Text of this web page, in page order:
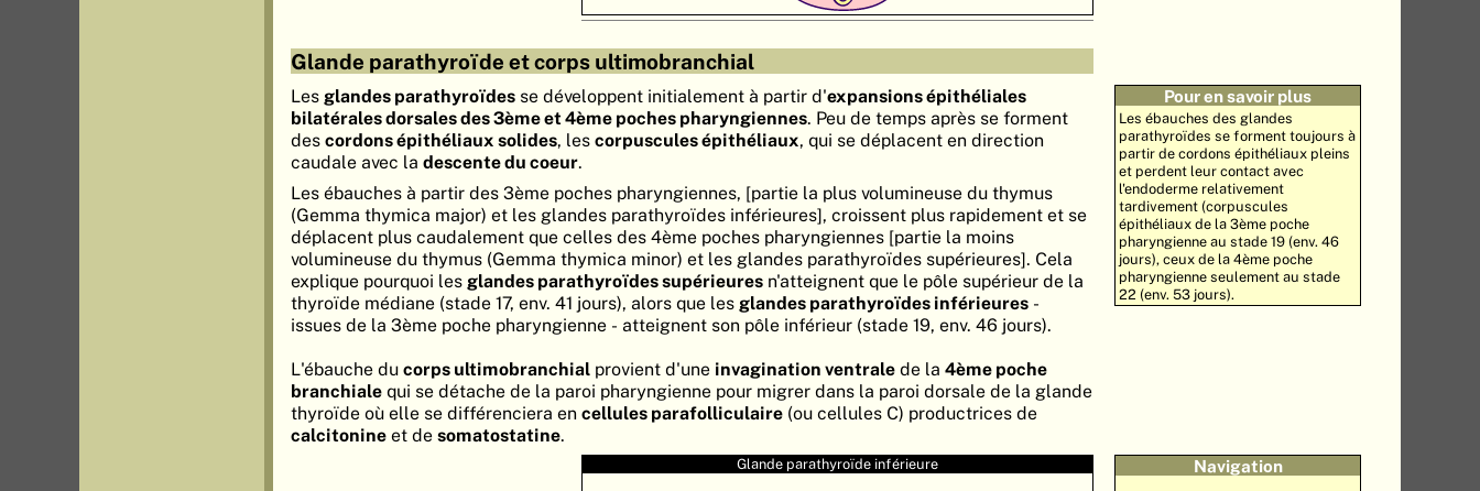
Glande parathyroïde et corps ultimobranchial
Les glandes parathyroïdes se développent initialement à partir d'expansions épithéliales
bilatérales dorsales des 3ème et 4ème poches pharyngiennes. Peu de temps après se forment
des cordons épithéliaux solides, les corpuscules épithéliaux, qui se déplacent en direction
caudale avec la descente du coeur.
Les ébauches à partir des 3ème poches pharyngiennes, [partie la plus volumineuse du thymus
(Gemma thymica major) et les glandes parathyroïdes inférieures], croissent plus rapidement et se
déplacent plus caudalement que celles des 4ème poches pharyngiennes [partie la moins
volumineuse du thymus (Gemma thymica minor) et les glandes parathyroïdes supérieures]. Cela
explique pourquoi les glandes parathyroïdes supérieures n'atteignent que le pôle supérieur de la
thyroïde médiane (stade 17, env. 41 jours), alors que les glandes parathyroïdes inférieures -
issues de la 3ème poche pharyngienne - atteignent son pôle inférieur (stade 19, env. 46 jours).
L'ébauche du corps ultimobranchial provient d'une invagination ventrale de la 4ème poche
branchiale qui se détache de la paroi pharyngienne pour migrer dans la paroi dorsale de la glande
thyroïde où elle se différenciera en cellules parafolliculaire (ou cellules C) productrices de
calcitonine et de somatostatine.
Pour en savoir plus
Les ébauches des glandes
parathyroïdes se forment toujours à
partir de cordons épithéliaux pleins
et perdent leur contact avec
l'endoderme relativement
tardivement (corpuscules
épithéliaux de la 3ème poche
pharyngienne au stade 19 (env. 46
jours), ceux de la 4ème poche
pharyngienne seulement au stade
22 (env. 53 jours).
Navigation
Glande parathyroïde inférieure